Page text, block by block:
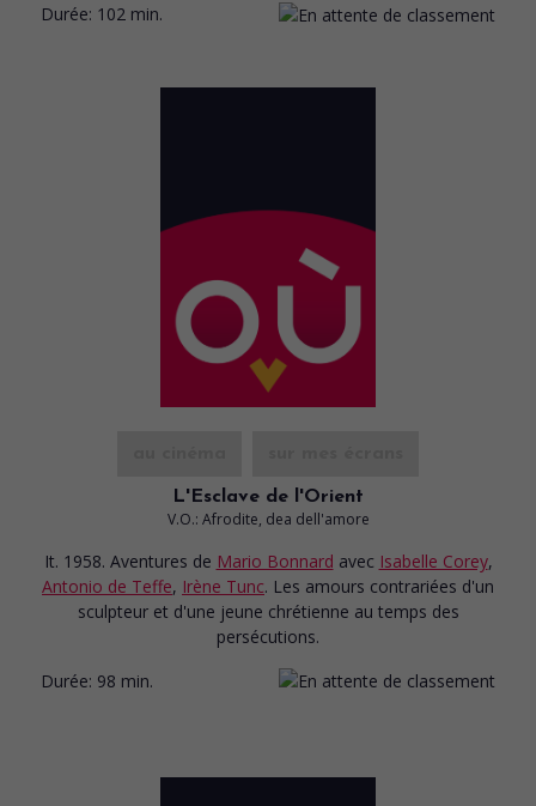
Durée: 102 min.
L'Esclave de l'Orient
V.O.: Afrodite, dea dell'amore
It. 1958. Aventures de Mario Bonnard avec Isabelle Corey,
Antonio de Teffe, Irène Tunc. Les amours contrariées d'un
sculpteur et d'une jeune chrétienne au temps des
persécutions.
Durée: 98 min.